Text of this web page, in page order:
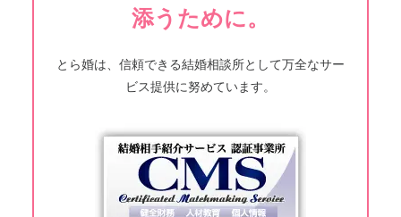
添うために。
とら婚は、信頼できる結婚相談所として万全なサー
ビス提供に努めています。